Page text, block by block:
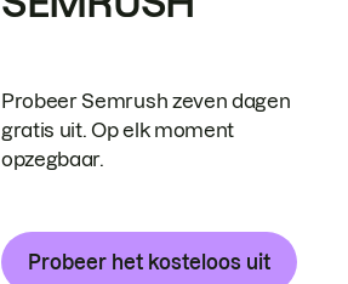
Probeer Semrush zeven dagen
gratis uit. Op elk moment
opzegbaar.
Probeer het kosteloos uit